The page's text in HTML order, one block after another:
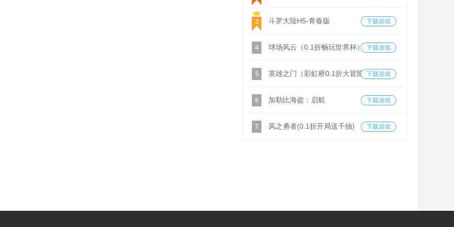
斗罗大陆H5-青春版 下载游戏
球场风云（0.1折畅玩世界杯） 下载游戏
英雄之门（彩虹桥0.1折大冒险）下载游戏
加勒比海盗：启航 下载游戏
风之勇者(0.1折开局送千抽) 下载游戏